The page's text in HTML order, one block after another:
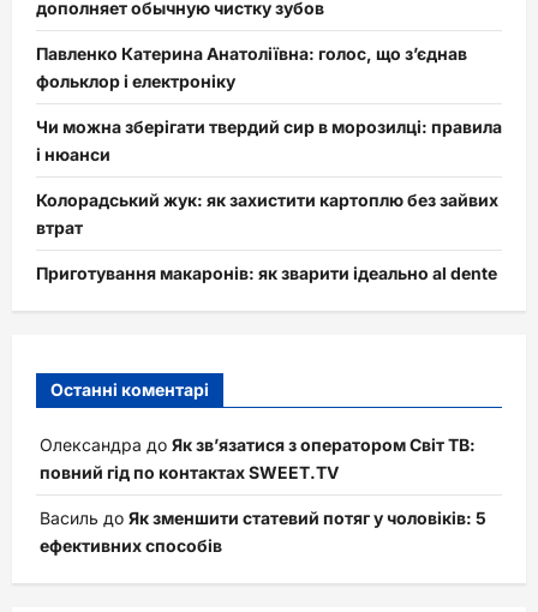
дополняет обычную чистку зубов
Павленко Катерина Анатоліївна: голос, що з’єднав
фольклор і електроніку
Чи можна зберігати твердий сир в морозилці: правила
і нюанси
Колорадський жук: як захистити картоплю без зайвих
втрат
Приготування макаронів: як зварити ідеально al dente
Останні коментарі
Олександра до Як зв’язатися з оператором Світ ТВ:
повний гід по контактах SWEET.TV
Василь до Як зменшити статевий потяг у чоловіків: 5
ефективних способів